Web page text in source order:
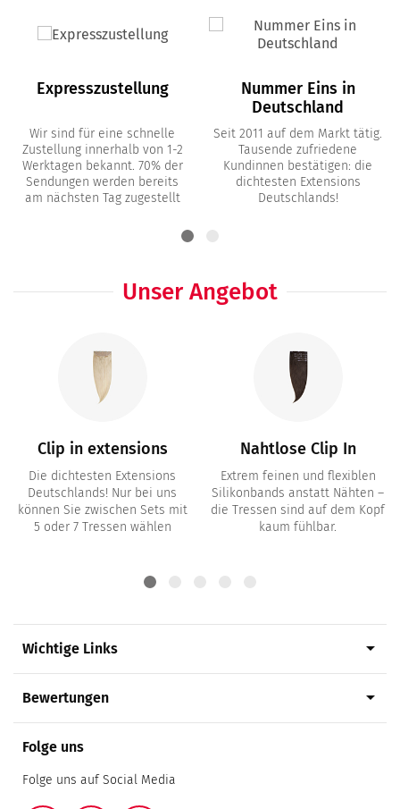
Expresszustellung
Wir sind für eine schnelle
Zustellung innerhalb von 1-2
Werktagen bekannt. 70% der
Sendungen werden bereits
am nächsten Tag zugestellt
Nummer Eins in
Deutschland
Seit 2011 auf dem Markt tätig.
Tausende zufriedene
Kundinnen bestätigen: die
dichtesten Extensions
Deutschlands!
Unser Angebot
Clip in extensions
Die dichtesten Extensions
Deutschlands! Nur bei uns
können Sie zwischen Sets mit
5 oder 7 Tressen wählen
Nahtlose Clip In
Extrem feinen und flexiblen
Silikonbands anstatt Nähten –
die Tressen sind auf dem Kopf
kaum fühlbar.
Wichtige Links arrow_drop_down
Folge uns
Folge uns auf Social Media
Bewertungen arrow_drop_down